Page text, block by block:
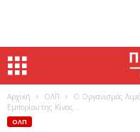
Αρχική ΟΛΠ
Ο Οργανισμός
Εμπορίου της Κίνας...
ΟΛΠ